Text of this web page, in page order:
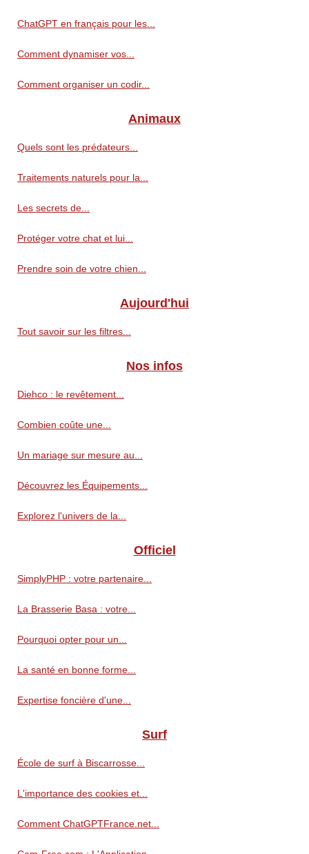
ChatGPT en français pour les...
Comment dynamiser vos...
Comment organiser un codir...
Animaux
Quels sont les prédateurs...
Traitements naturels pour la...
Les secrets de...
Protéger votre chat et lui...
Prendre soin de votre chien...
Aujourd'hui
Tout savoir sur les filtres...
Nos infos
Diehco : le revêtement...
Combien coûte une...
Un mariage sur mesure au...
Découvrez les Équipements...
Explorez l'univers de la...
Officiel
SimplyPHP : votre partenaire...
La Brasserie Basa : votre...
Pourquoi opter pour un...
La santé en bonne forme...
Expertise foncière d'une...
Surf
École de surf à Biscarrosse...
L'importance des cookies et...
Comment ChatGPTFrance.net...